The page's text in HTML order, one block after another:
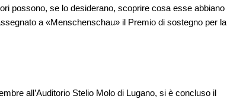
possono, se lo desiderano, scoprire cosa esse abbiano
a «Menschenschau» il Premio di sostegno per la
all’Auditorio Stelio Molo di Lugano, si è concluso il